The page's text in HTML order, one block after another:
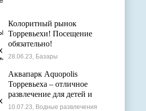
Колоритный рынок
Торревьехи! Посещение
обязательно!
28.06.23, Базары
Аквапарк Aquopolis
Торревьеха – отличное
развлечение для детей и
взрослых
10.07.23, Водные развлечения